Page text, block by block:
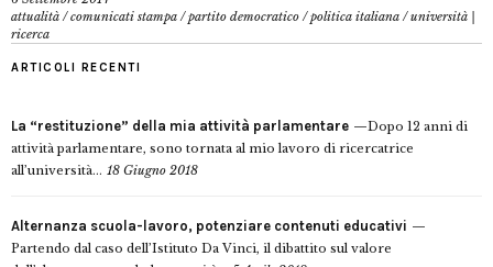
attualità /comunicati stampa /partito democratico /politica italiana /università |
ricerca
ARTICOLI RECENTI
La “restituzione” della mia attività parlamentare
Dopo 12 anni di
attività parlamentare, sono tornata al mio lavoro di ricercatrice
all’università... 18 Giugno 2018
Alternanza scuola-lavoro, potenziare contenuti educativi
Partendo dal caso dell’Istituto Da Vinci, il dibattito sul valore